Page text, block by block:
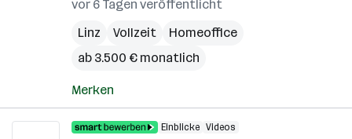
vor 6 Tagen veröffentlicht
Linz
Vollzeit
Homeoffice
ab 3.500 € monatlich
Merken
Einblicke Videos